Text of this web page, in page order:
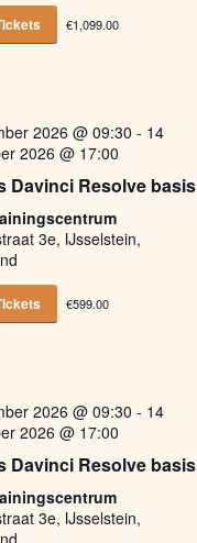
€1,099.00
2026 @ 09:30 - 14
2026 @ 17:00
Davinci Resolve basis
3e, IJsselstein,
€599.00
2026 @ 09:30 - 14
2026 @ 17:00
Davinci Resolve basis
3e, IJsselstein,